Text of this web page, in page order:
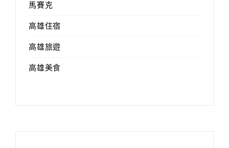
馬賽克
高雄住宿
高雄旅遊
高雄美食